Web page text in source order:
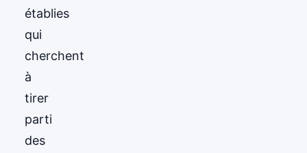
établies
qui
cherchent
à
tirer
parti
des